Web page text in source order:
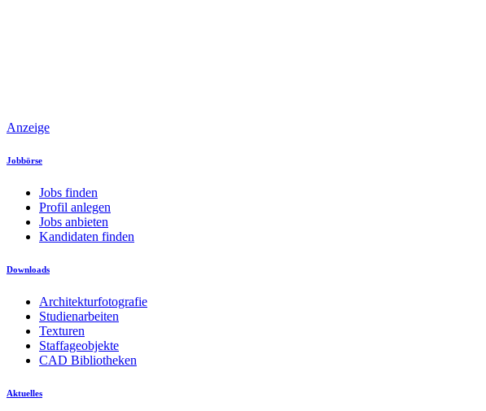
Anzeige
Jobbörse
Jobs finden
Profil anlegen
Jobs anbieten
Kandidaten finden
Downloads
Architekturfotografie
Studienarbeiten
Texturen
Staffageobjekte
CAD Bibliotheken
Aktuelles